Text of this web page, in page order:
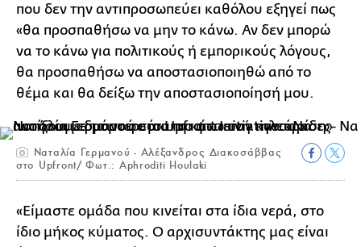
που δεν την αντιπροσωπεύει καθόλου εξηγεί πως
«θα προσπαθήσω να μην το κάνω. Αν δεν μπορώ
να το κάνω για πολιτικούς ή εμπορικούς λόγους,
θα προσπαθήσω να αποστασιοποιηθώ από το
θέμα και θα δείξω την αποστασιοποίησή μου.
Ναταλία Γερμανού - Αλέξανδρος Διακοσάββας
στο Upfront/ Φωτ.: Aphroditi Houlaki
«Είμαστε ομάδα που κινείται στα ίδια νερά, στο
ίδιο μήκος κύματος. Ο αρχισυντάκτης μας είναι